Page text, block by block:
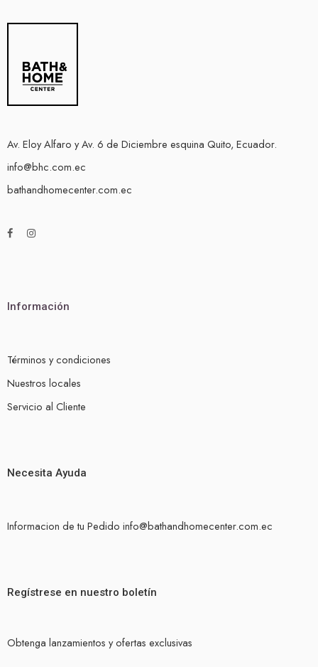
Av. Eloy Alfaro y Av. 6 de Diciembre esquina Quito, Ecuador.
info@bhc.com.ec
bathandhomecenter.com.ec
Información
Términos y condiciones
Nuestros locales
Servicio al Cliente
Necesita Ayuda
Informacion de tu Pedido info@bathandhomecenter.com.ec
Regístrese en nuestro boletín
Obtenga lanzamientos y ofertas exclusivas